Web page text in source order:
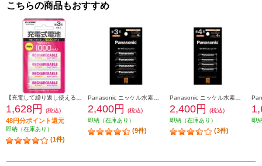
こちらの商品もおすすめ
1,628円 (税込)
48円分ポイント還元
即納（在庫あり）
(1件)
2,400円
(税込)
即納（在庫あり）
(9件)
2,400円
(税込)
即納（在庫あり）
(3件)
即